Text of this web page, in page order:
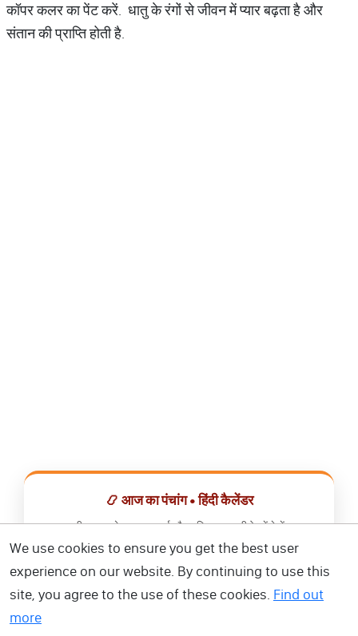
कॉपर कलर का पेंट करें. धातु के रंगों से जीवन में प्यार बढ़ता है और
संतान की प्राप्ति होती है.
📿 आज का पंचांग • हिंदी कैलेंडर
सभी व्रत, त्योहार, शुभ मुहूर्त और राशिफल एक ही ऐप में देखें।
📅 हिंदी कैलेंडर ऐप डाउनलोड करें
We use cookies to ensure you get the best user
experience on our website. By continuing to use this
site, you agree to the use of these cookies. Find out
more